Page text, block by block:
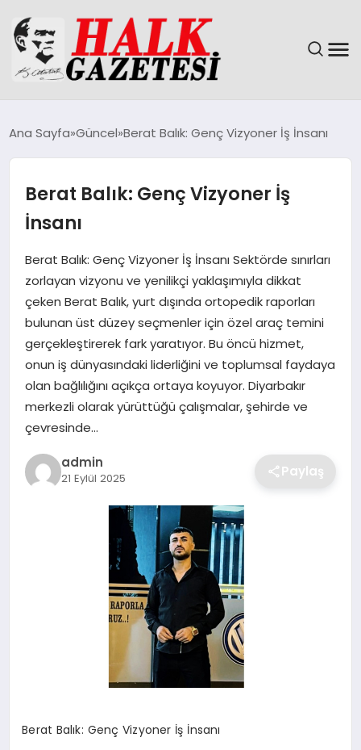
DÜNYA
EĞITIM
MAGAZIN
SAĞLIK
SIYASET
SPOR
TEKNOLOJI
Ana Sayfa Güncel Berat Balık: Genç Vizyoner İş İnsanı
Berat Balık: Genç Vizyoner İş
İnsanı
Berat Balık: Genç Vizyoner İş İnsanı Sektörde sınırları
zorlayan vizyonu ve yenilikçi yaklaşımıyla dikkat
çeken Berat Balık, yurt dışında ortopedik raporları
bulunan üst düzey seçmenler için özel araç temini
gerçekleştirerek fark yaratıyor. Bu öncü hizmet,
onun iş dünyasındaki liderliğini ve toplumsal faydaya
olan bağlılığını açıkça ortaya koyuyor. Diyarbakır
merkezli olarak yürüttüğü çalışmalar, şehirde ve
çevresinde…
admin
21 Eylül 2025 Paylaş
Berat Balık: Genç Vizyoner İş İnsanı